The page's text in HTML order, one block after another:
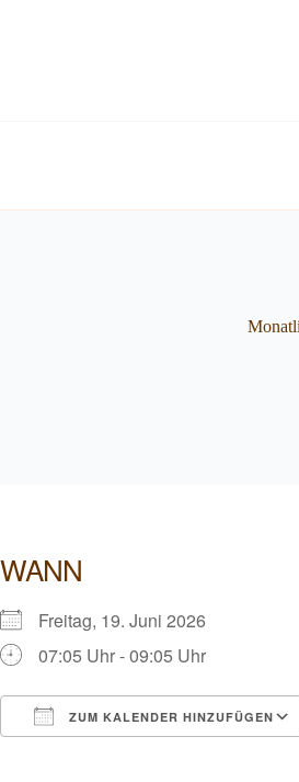
WANN
Freitag, 19. Juni 2026
07:05 Uhr - 09:05 Uhr
ZUM KALENDER HINZUFÜGEN